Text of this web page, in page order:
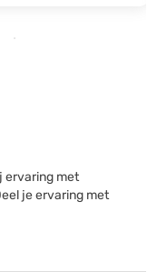
ervaring met
je ervaring met